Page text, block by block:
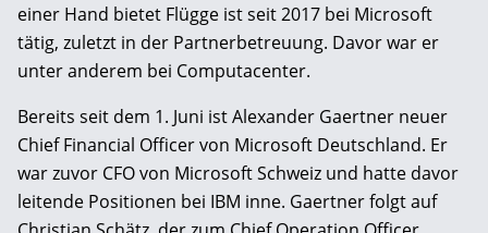
einer Hand bietet Flügge ist seit 2017 bei Microsoft
tätig, zuletzt in der Partnerbetreuung. Davor war er
unter anderem bei Computacenter.
Bereits seit dem 1. Juni ist Alexander Gaertner neuer
Chief Financial Officer von Microsoft Deutschland. Er
war zuvor CFO von Microsoft Schweiz und hatte davor
leitende Positionen bei IBM inne. Gaertner folgt auf